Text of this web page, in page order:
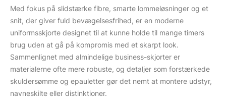
Med fokus på slidstærke fibre, smarte lommeløsninger og et
snit, der giver fuld bevægelsesfrihed, er en moderne
uniformsskjorte designet til at kunne holde til mange timers
brug uden at gå på kompromis med et skarpt look.
Sammenlignet med almindelige business-skjorter er
materialerne ofte mere robuste, og detaljer som forstærkede
skuldersømme og epauletter gør det nemt at montere udstyr,
navneskilte eller distinktioner.